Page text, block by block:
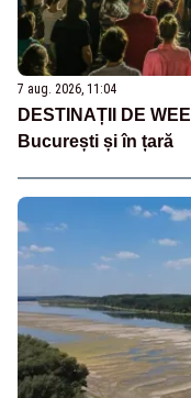
7 aug. 2026, 11:04
DESTINAȚII DE
București și în țară